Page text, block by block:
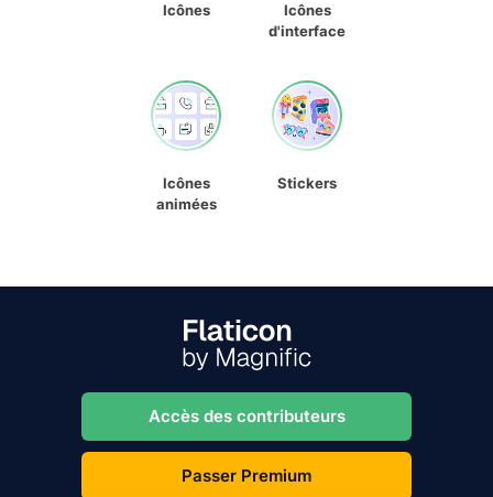
Icônes
Icônes
d'interface
Icônes
animées
Stickers
Accès des contributeurs
Passer Premium